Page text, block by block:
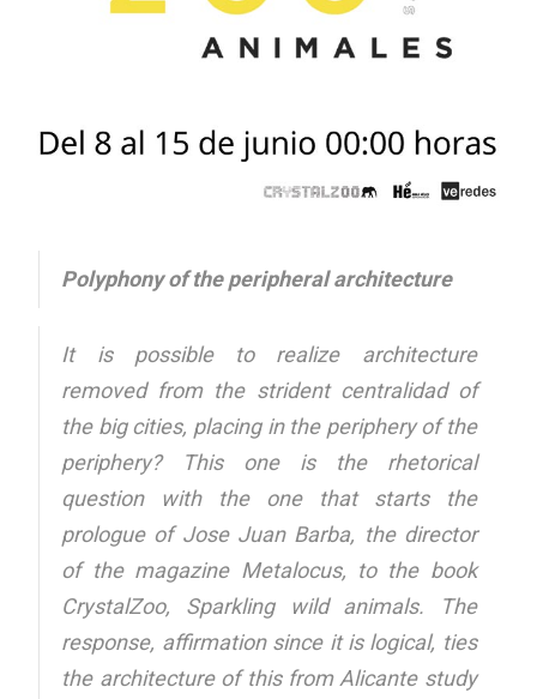
Polyphony of the peripheral architecture
It is possible to realize architecture
removed from the strident centralidad of
the big cities, placing in the periphery of the
periphery? This one is the rhetorical
question with the one that starts the
prologue of Jose Juan Barba, the director
of the magazine Metalocus, to the book
CrystalZoo, Sparkling wild animals. The
response, affirmation since it is logical, ties
the architecture of this from Alicante study